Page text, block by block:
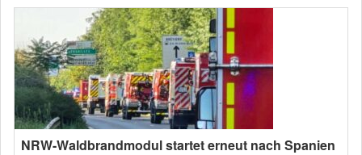
NRW-Waldbrandmodul startet erneut nach Spanien